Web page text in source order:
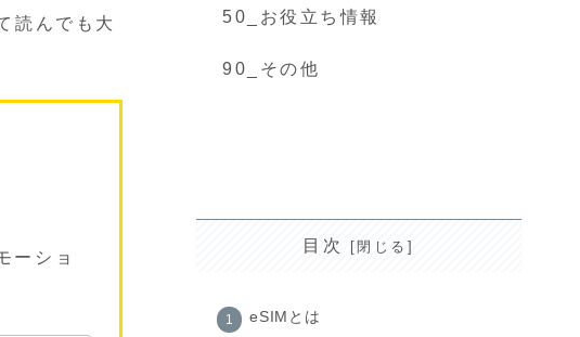
読んでも大
ーショ
50_お役立ち情報
90_その他
目次
eSIMとは